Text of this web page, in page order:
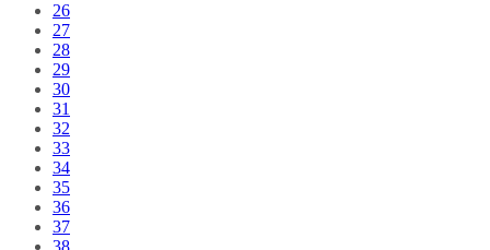
26
27
28
29
30
31
32
33
34
35
36
37
38